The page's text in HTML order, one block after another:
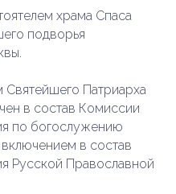
храма Спаса
подворья
Патриарха
в состав Комиссии
по богослужению
в состав
Русской Православной